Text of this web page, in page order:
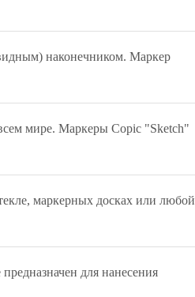
наконечником. Маркер
мире. Маркеры Copic "Sketch"
маркерных досках или любой
для нанесения